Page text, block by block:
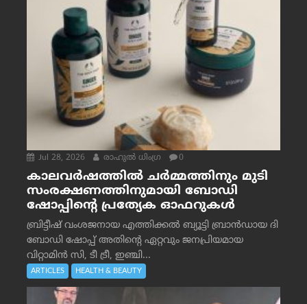
Jul 28, 2026 രാഹുല്‍ ധിംഗ്ര 0
കാലവർഷത്തിൽ ചർമ്മത്തിനും മുടി
സംരക്ഷണത്തിനുമായി ബോഡി
ഷോപ്പിന്റെ പ്രത്യേക ഓഫറുകൾ
ബ്രിട്ടീഷ് വംശജനായ എത്തിക്കൽ ബ്യൂട്ടി ബ്രാൻഡായ ദി
ബോഡി ഷോപ്പ് അതിന്റെ ഏറ്റവും ജനപ്രിയമായ
വിറ്റാമിൻ സി, ടീ ട്രീ, ഇഞ്ചി...
ARTICLES HEALTH & BEAUTY